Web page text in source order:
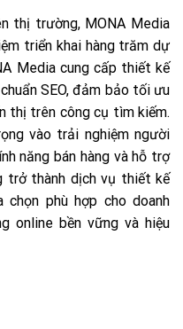
thị trường, MONA Media
triển khai hàng trăm dự
Media cung cấp thiết kế
SEO, đảm bảo tối ưu
thị trên công cụ tìm kiếm.
vào trải nghiệm người
năng bán hàng và hỗ trợ
trở thành dịch vụ thiết kế
phù hợp cho doanh
online bền vững và hiệu